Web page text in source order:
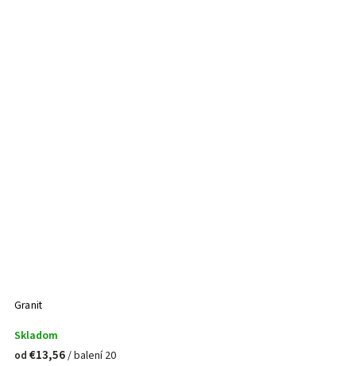
Granit
Skladom
od €13,56/ balení 20